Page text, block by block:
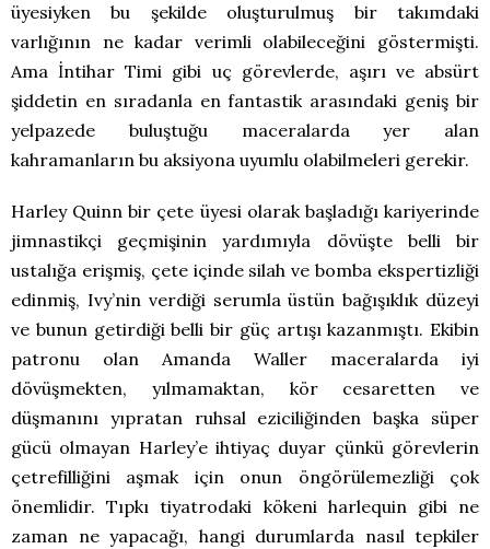
üyesiyken bu şekilde oluşturulmuş bir takımdaki
varlığının ne kadar verimli olabileceğini göstermişti.
Ama İntihar Timi gibi uç görevlerde, aşırı ve absürt
şiddetin en sıradanla en fantastik arasındaki geniş bir
yelpazede buluştuğu maceralarda yer alan
kahramanların bu aksiyona uyumlu olabilmeleri gerekir.
Harley Quinn bir çete üyesi olarak başladığı kariyerinde
jimnastikçi geçmişinin yardımıyla dövüşte belli bir
ustalığa erişmiş, çete içinde silah ve bomba ekspertizliği
edinmiş, Ivy’nin verdiği serumla üstün bağışıklık düzeyi
ve bunun getirdiği belli bir güç artışı kazanmıştı. Ekibin
patronu olan Amanda Waller maceralarda iyi
dövüşmekten, yılmamaktan, kör cesaretten ve
düşmanını yıpratan ruhsal eziciliğinden başka süper
gücü olmayan Harley’e ihtiyaç duyar çünkü görevlerin
çetrefilliğini aşmak için onun öngörülemezliği çok
önemlidir. Tıpkı tiyatrodaki kökeni harlequin gibi ne
zaman ne yapacağı, hangi durumlarda nasıl tepkiler